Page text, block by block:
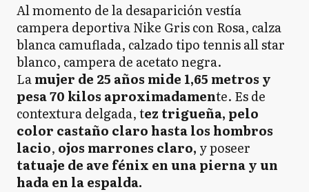
Al momento de la desaparición vestía
campera deportiva Nike Gris con Rosa, calza
blanca camuflada, calzado tipo tennis all star
blanco, campera de acetato negra.
Lamujer de 25 años mide 1,65 metros y
pesa 70 kilos aproximadamente. Es de
contextura delgada, tez trigueña, pelo
color castaño claro hasta los hombros
lacio, ojos marrones claro, y poseer
tatuaje de ave fénix en una pierna y un
hada en la espalda.